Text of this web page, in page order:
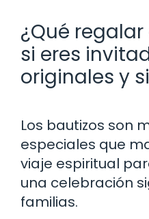
¿Qué
si eres
originales y
Los bautizos son
especiales que
viaje espiritual
una celebración
familias.